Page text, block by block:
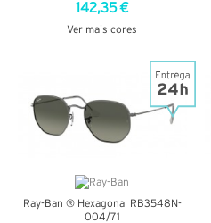
142,35 €
Ver mais cores
Ray-Ban ® Hexagonal RB3548N-
004/71